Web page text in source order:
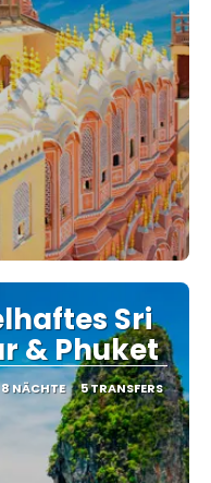
Sri
& Phuket
8 NÄCHTE 5 TRANSFERS